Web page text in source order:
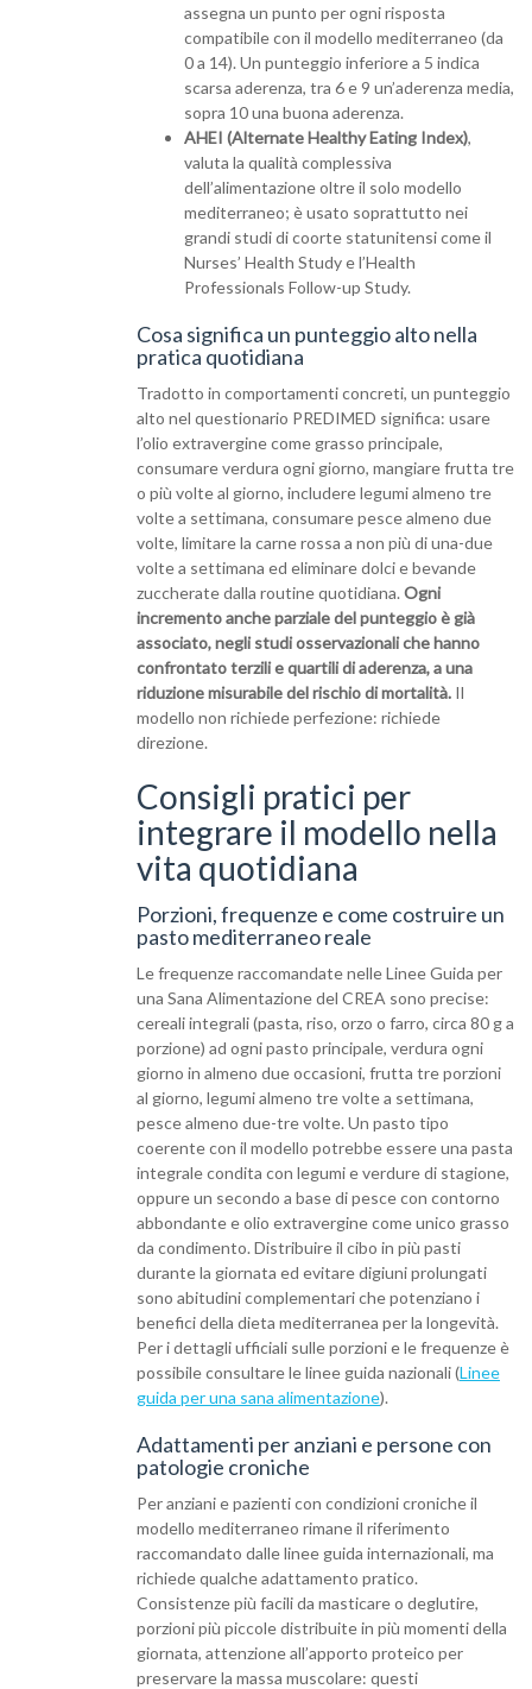
assegna un punto per ogni risposta
compatibile con il modello mediterraneo (da
0 a 14). Un punteggio inferiore a 5 indica
scarsa aderenza, tra 6 e 9 un’aderenza media,
sopra 10 una buona aderenza.
AHEI (Alternate Healthy Eating Index),
valuta la qualità complessiva
dell’alimentazione oltre il solo modello
mediterraneo; è usato soprattutto nei
grandi studi di coorte statunitensi come il
Nurses’ Health Study e l’Health
Professionals Follow-up Study.
Cosa significa un punteggio alto nella
pratica quotidiana
Tradotto in comportamenti concreti, un punteggio
alto nel questionario PREDIMED significa: usare
l’olio extravergine come grasso principale,
consumare verdura ogni giorno, mangiare frutta tre
o più volte al giorno, includere legumi almeno tre
volte a settimana, consumare pesce almeno due
volte, limitare la carne rossa a non più di una-due
volte a settimana ed eliminare dolci e bevande
zuccherate dalla routine quotidiana. Ogni
incremento anche parziale del punteggio è già
associato, negli studi osservazionali che hanno
confrontato terzili e quartili di aderenza, a una
riduzione misurabile del rischio di mortalità. Il
modello non richiede perfezione: richiede
direzione.
Consigli pratici per
integrare il modello nella
vita quotidiana
Porzioni, frequenze e come costruire un
pasto mediterraneo reale
Le frequenze raccomandate nelle Linee Guida per
una Sana Alimentazione del CREA sono precise:
cereali integrali (pasta, riso, orzo o farro, circa 80 g a
porzione) ad ogni pasto principale, verdura ogni
giorno in almeno due occasioni, frutta tre porzioni
al giorno, legumi almeno tre volte a settimana,
pesce almeno due-tre volte. Un pasto tipo
coerente con il modello potrebbe essere una pasta
integrale condita con legumi e verdure di stagione,
oppure un secondo a base di pesce con contorno
abbondante e olio extravergine come unico grasso
da condimento. Distribuire il cibo in più pasti
durante la giornata ed evitare digiuni prolungati
sono abitudini complementari che potenziano i
benefici della dieta mediterranea per la longevità.
Per i dettagli ufficiali sulle porzioni e le frequenze è
possibile consultare le linee guida nazionali (Linee
guida per una sana alimentazione).
Adattamenti per anziani e persone con
patologie croniche
Per anziani e pazienti con condizioni croniche il
modello mediterraneo rimane il riferimento
raccomandato dalle linee guida internazionali, ma
richiede qualche adattamento pratico.
Consistenze più facili da masticare o deglutire,
porzioni più piccole distribuite in più momenti della
giornata, attenzione all’apporto proteico per
preservare la massa muscolare: questi